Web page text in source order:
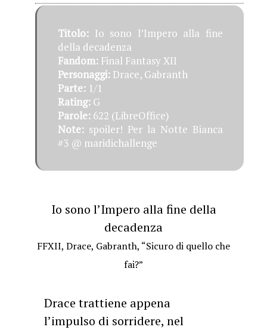
Titolo: Io sono l’Impero alla fine
della decadenza
Fandom: Final Fantasy XII
Personaggi: Drace, Gabranth
Parte: 1/1
Rating: G
Parole: 622 (LibreOffice)
Note: spoiler! Per la Notte Bianca
#3 @ maridichallenge
Io sono l’Impero alla fine della
decadenza
FFXII, Drace, Gabranth, “Sicuro di quello che
fai?”
Drace trattiene appena
l’impulso di sorridere, nel